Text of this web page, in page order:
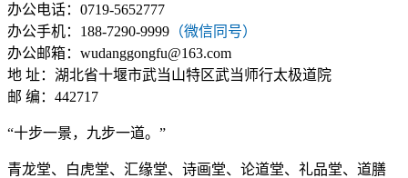
办公电话：0719-5652777
办公手机：188-7290-9999 （微信同号）
办公邮箱：wudanggongfu@163.com
地 址：湖北省十堰市武当山特区武当师行太极道院
邮 编：442717
“十步一景，九步一道。”
青龙堂、白虎堂、汇缘堂、诗画堂、论道堂、礼品堂、道膳